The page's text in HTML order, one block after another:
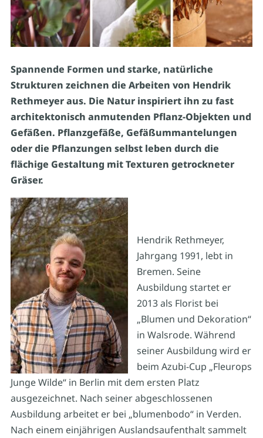
Spannende Formen und starke, natürliche
Strukturen zeichnen die Arbeiten von Hendrik
Rethmeyer aus. Die Natur inspiriert ihn zu fast
architektonisch anmutenden Pflanz-Objekten und
Gefäßen. Pflanzgefäße, Gefäßummantelungen
oder die Pflanzungen selbst leben durch die
flächige Gestaltung mit Texturen getrockneter
Gräser.
Hendrik Rethmeyer,
Jahrgang 1991, lebt in
Bremen. Seine
Ausbildung startet er
2013 als Florist bei
„Blumen und Dekoration“
in Walsrode. Während
seiner Ausbildung wird er
beim Azubi-Cup „Fleurops
Junge Wilde“ in Berlin mit dem ersten Platz
ausgezeichnet. Nach seiner abgeschlossenen
Ausbildung arbeitet er bei „blumenbodo“ in Verden.
Nach einem einjährigen Auslandsaufenthalt sammelt